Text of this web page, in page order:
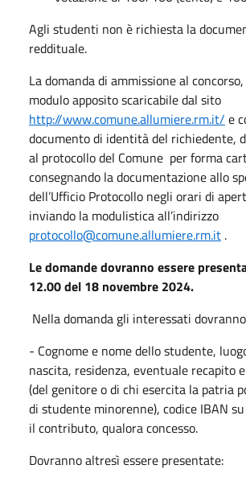
Agli studenti non è richiesta la
reddituale.
La domanda di ammissione al
modulo apposito scaricabile dal sito
http://www.comune.allumiere.rm.it/ e
documento di identità del richiedente,
al protocollo del Comune per forma
consegnando la documentazione allo
dell’Ufficio Protocollo negli orari di
inviando la modulistica all’indirizzo
protocollo@comune.allumiere.rm.it .
Le domande dovranno essere
12.00 del 18 novembre 2024.
Nella domanda gli interessati
- Cognome e nome dello studente,
nascita, residenza, eventuale recapito
(del genitore o di chi esercita la patria
di studente minorenne), codice IBAN
il contributo, qualora concesso.
Dovranno altresì essere presentate: